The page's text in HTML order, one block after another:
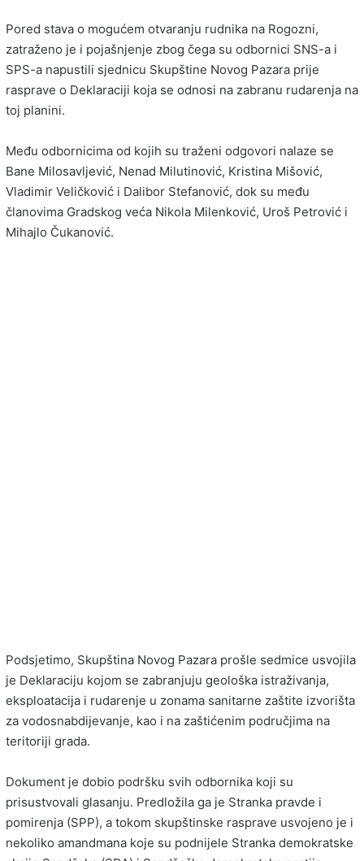
Pored stava o mogućem otvaranju rudnika na Rogozni,
zatraženo je i pojašnjenje zbog čega su odbornici SNS-a i
SPS-a napustili sjednicu Skupštine Novog Pazara prije
rasprave o Deklaraciji koja se odnosi na zabranu rudarenja na
toj planini.
Među odbornicima od kojih su traženi odgovori nalaze se
Bane Milosavljević, Nenad Milutinović, Kristina Mišović,
Vladimir Veličković i Dalibor Stefanović, dok su među
članovima Gradskog veća Nikola Milenković, Uroš Petrović i
Mihajlo Čukanović.
Podsjetimo, Skupština Novog Pazara prošle sedmice usvojila
je Deklaraciju kojom se zabranjuju geološka istraživanja,
eksploatacija i rudarenje u zonama sanitarne zaštite izvorišta
za vodosnabdijevanje, kao i na zaštićenim područjima na
teritoriji grada.
Dokument je dobio podršku svih odbornika koji su
prisustvovali glasanju. Predložila ga je Stranka pravde i
pomirenja (SPP), a tokom skupštinske rasprave usvojeno je i
nekoliko amandmana koje su podnijele Stranka demokratske